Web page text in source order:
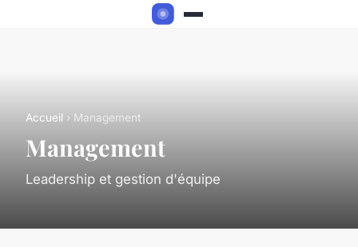
Accueil › Management
Management
Leadership et gestion d'équipe